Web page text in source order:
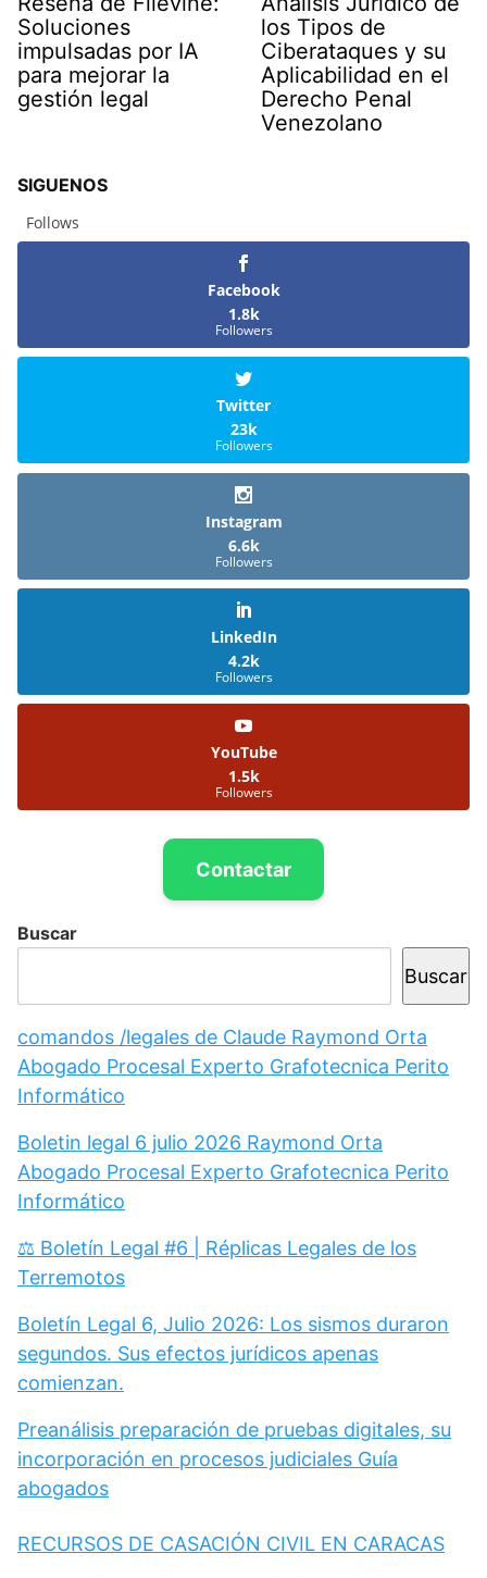
Soluciones
impulsadas por IA
para mejorar la
gestión legal
los Tipos de
Ciberataques y su
Aplicabilidad en el
Derecho Penal
Venezolano
SIGUENOS
Follows
Facebook
1.8k
Followers
Twitter
23k
Followers
Instagram
6.6k
Followers
LinkedIn
4.2k
Followers
YouTube
1.5k
Followers
Contactar
Buscar
Buscar
comandos /legales de Claude Raymond Orta
Abogado Procesal Experto Grafotecnica Perito
Informático
Boletin legal 6 julio 2026 Raymond Orta
Abogado Procesal Experto Grafotecnica Perito
Informático
⚖️ Boletín Legal #6 | Réplicas Legales de los
Terremotos
Boletín Legal 6, Julio 2026: Los sismos duraron
segundos. Sus efectos jurídicos apenas
comienzan.
Preanálisis preparación de pruebas digitales, su
incorporación en procesos judiciales Guía
abogados
RECURSOS DE CASACIÓN CIVIL EN CARACAS